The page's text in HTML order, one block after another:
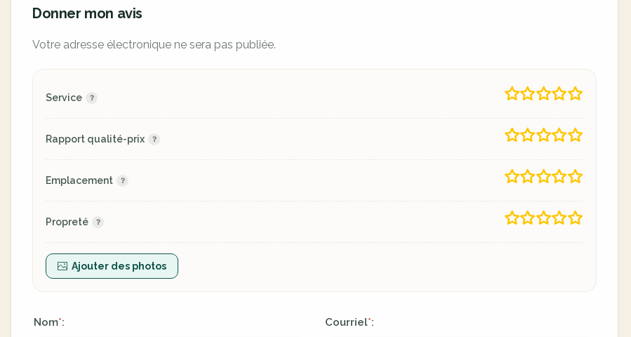
Donner mon avis
Votre adresse électronique ne sera pas publiée.
Service
Rapport qualité-prix
Emplacement
Propreté
Ajouter des photos
Nom*: Courriel*: